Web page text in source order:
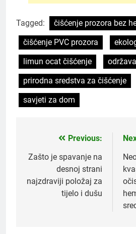
Tagged:
čišćenje prozora bez
čišćenje PVC prozora
limun ocat čišćenje
prirodna sredstva za čišćenje
savjeti za dom
navigation
Previous:
Zašto je spavanje na
desnoj strani
najzdraviji položaj za
tijelo i dušu